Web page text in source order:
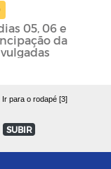
05, 06 e
da
Ir para o rodapé [3]
SUBIR